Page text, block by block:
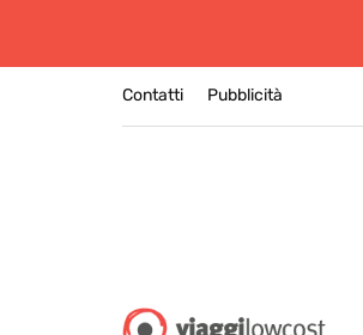
Contatti Pubblicità